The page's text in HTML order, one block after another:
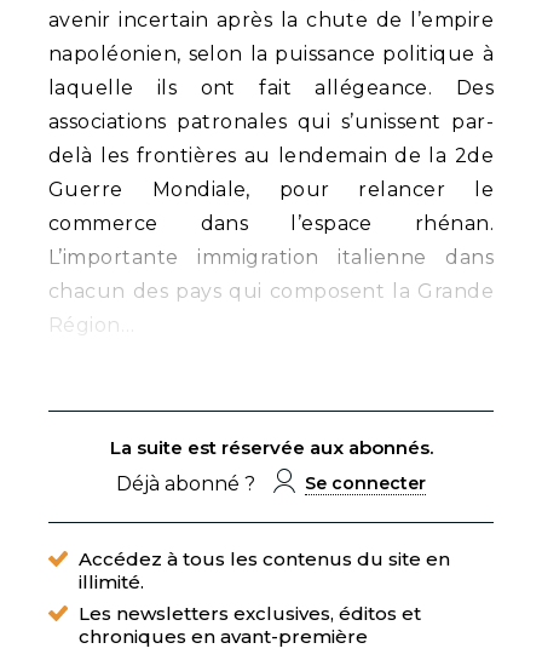
avenir incertain après la chute de l’empire
napoléonien, selon la puissance politique à
laquelle ils ont fait allégeance. Des
associations patronales qui s’unissent par-
delà les frontières au lendemain de la 2de
Guerre Mondiale, pour relancer le
commerce dans l’espace rhénan.
L’importante immigration italienne dans
chacun des pays qui composent la Grande
Région…
La suite est réservée aux abonnés.
Déjà abonné ?
Se connecter
Accédez à tous les contenus du site en
illimité.
Les newsletters exclusives, éditos et
chroniques en avant-première